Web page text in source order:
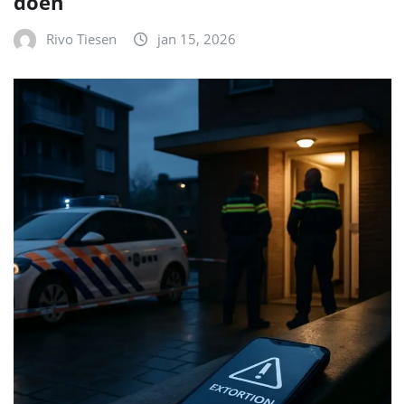
Rivo Tiesen jan 15, 2026